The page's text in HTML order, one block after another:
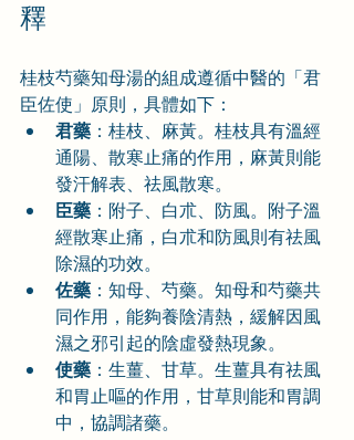
釋
桂枝芍藥知母湯的組成遵循中醫的「君
臣佐使」原則，具體如下：
君藥 ：桂枝、麻黃。桂枝具有溫經
通陽、散寒止痛的作用，麻黃則能
發汗解表、祛風散寒。
臣藥 ：附子、白朮、防風。附子溫
經散寒止痛，白朮和防風則有祛風
除濕的功效。
佐藥 ：知母、芍藥。知母和芍藥共
同作用，能夠養陰清熱，緩解因風
濕之邪引起的陰虛發熱現象。
使藥 ：生薑、甘草。生薑具有祛風
和胃止嘔的作用，甘草則能和胃調
中，協調諸藥。